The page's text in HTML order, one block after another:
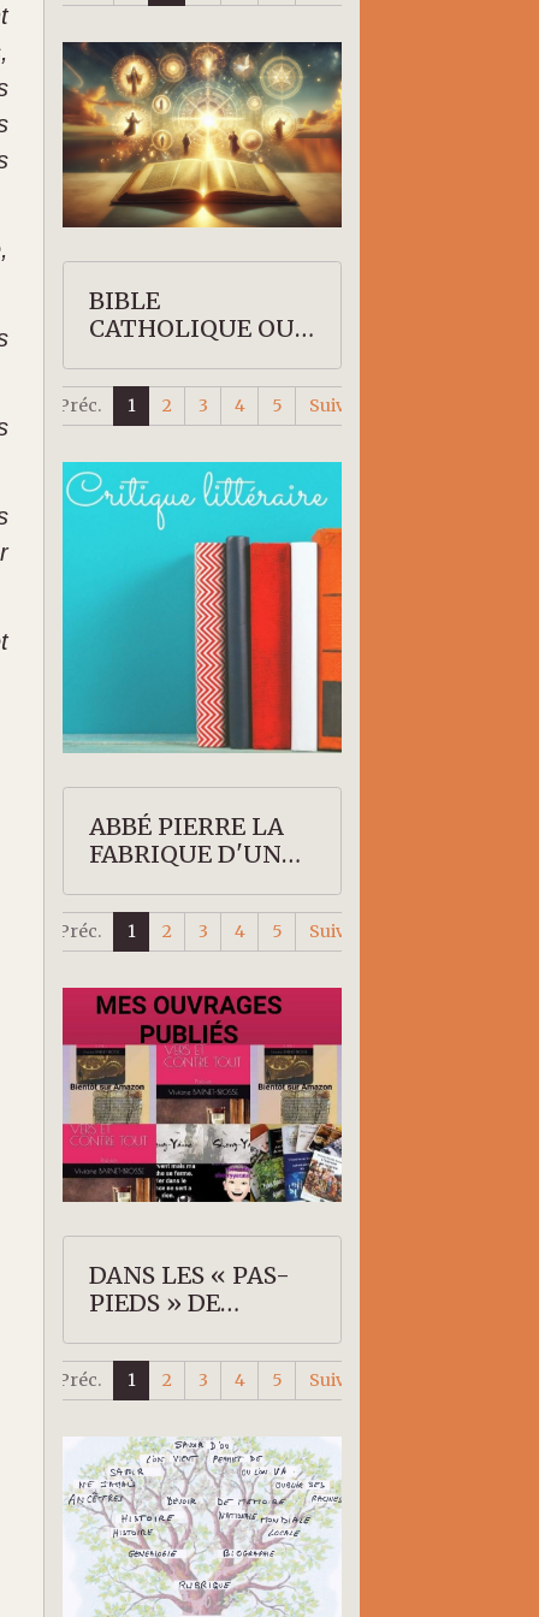
BIBLE
CATHOLIQUE OU
Préc. 1 2 3 4 5 Suiv.
ABBÉ PIERRE LA
FABRIQUE D'UN
Préc. 1 2 3 4 5 Suiv.
DANS LES « PAS-
PIEDS » DE
Préc. 1 2 3 4 5 Suiv.